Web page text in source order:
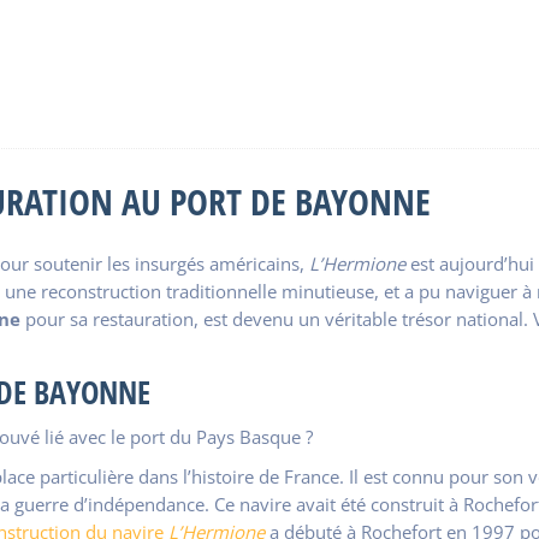
AU PORT DE BAYONNE
soutenir les insurgés américains, L’Hermioneest
une reconstruction traditionnelle minutieuse, et a pu naviguer
pour sa restauration, est devenu un véritable trésor national.
BAYONNE
lié avec le port du Pays Basque ?
particulière dans l’histoire de France. Il est connu pour son
d’indépendance. Ce navire avait été construit à
du navire L’Hermionea débuté à Rochefort en 1997